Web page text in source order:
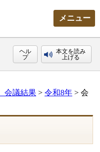
メニュー
ヘル
プ
本文を読み
上げる
会議結果 > 令和8年 > 会